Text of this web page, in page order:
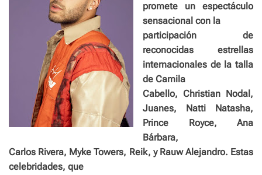
promete un espectáculo
sensacional con la
participación de
reconocidas estrellas
internacionales de la talla
de Camila
Cabello, Christian Nodal,
Juanes, Natti Natasha,
Prince Royce, Ana
Bárbara,
Carlos Rivera, Myke Towers, Reik, y Rauw Alejandro. Estas
celebridades, que